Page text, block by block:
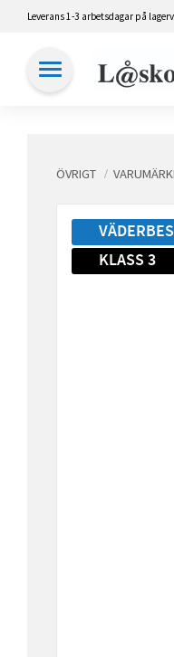
Leverans 1-3 arbetsdagar på
ÖVRIGT
KLASS 3